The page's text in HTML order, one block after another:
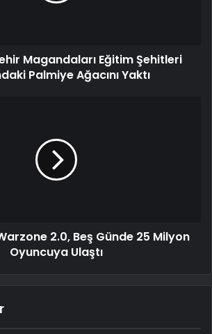
Magandaları Eğitim Şehitleri
Palmiye Ağacını Yaktı
2.0, Beş Günde 25 Milyon
Oyuncuya Ulaştı